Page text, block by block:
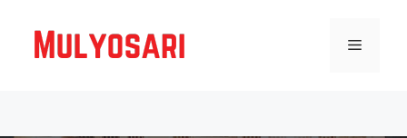
Menu